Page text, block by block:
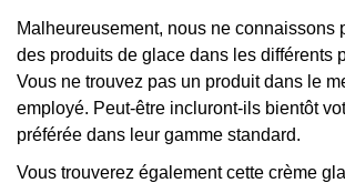
Malheureusement, nous ne connaissons
des produits de glace dans les différents
Vous ne trouvez pas un produit dans le
employé. Peut-être incluront-ils bientôt
préférée dans leur gamme standard.
Vous trouverez également cette crème